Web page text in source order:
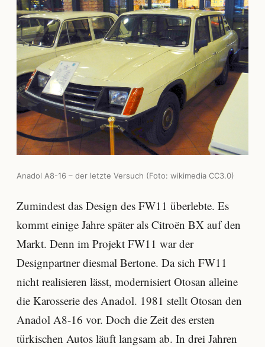
Anadol A8-16 – der letzte Versuch (Foto: wikimedia CC3.0)
Zumindest das Design des FW11 überlebte. Es
kommt einige Jahre später als Citroën BX auf den
Markt. Denn im Projekt FW11 war der
Designpartner diesmal Bertone. Da sich FW11
nicht realisieren lässt, modernisiert Otosan alleine
die Karosserie des Anadol. 1981 stellt Otosan den
Anadol A8-16 vor. Doch die Zeit des ersten
türkischen Autos läuft langsam ab. In drei Jahren